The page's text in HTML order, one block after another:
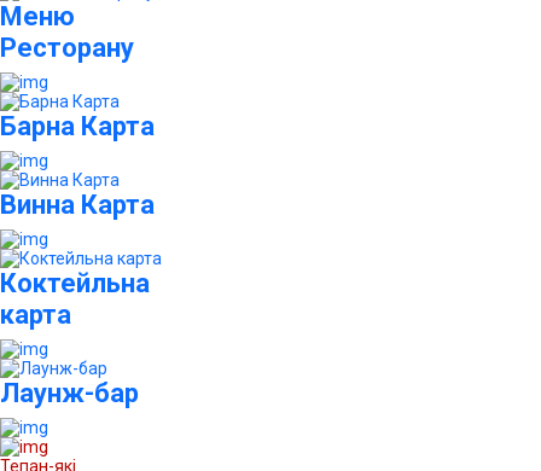
Меню
Ресторану
Барна Карта
Винна Карта
Коктейльна
карта
Лаунж-бар
Тепан-які